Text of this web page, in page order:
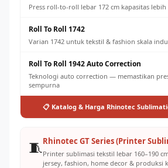
Press roll-to-roll lebar 172 cm kapasitas lebih
Roll To Roll 1742
Varian 1742 untuk tekstil & fashion skala
Roll To Roll 1942 Auto Correction
Teknologi auto correction — memastikan
sempurna
📋 Katalog & Harga Rhinotec
🧵Rhinotec GT Series (Printer
Printer sublimasi tekstil lebar 160–190
jersey, fashion, home decor & produksi